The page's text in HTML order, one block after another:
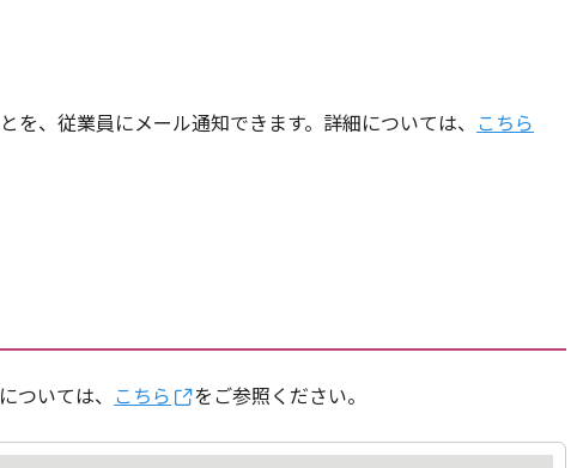
、従業員にメール通知できます。詳細については、 こちら
ついては、 こちら をご参照ください。